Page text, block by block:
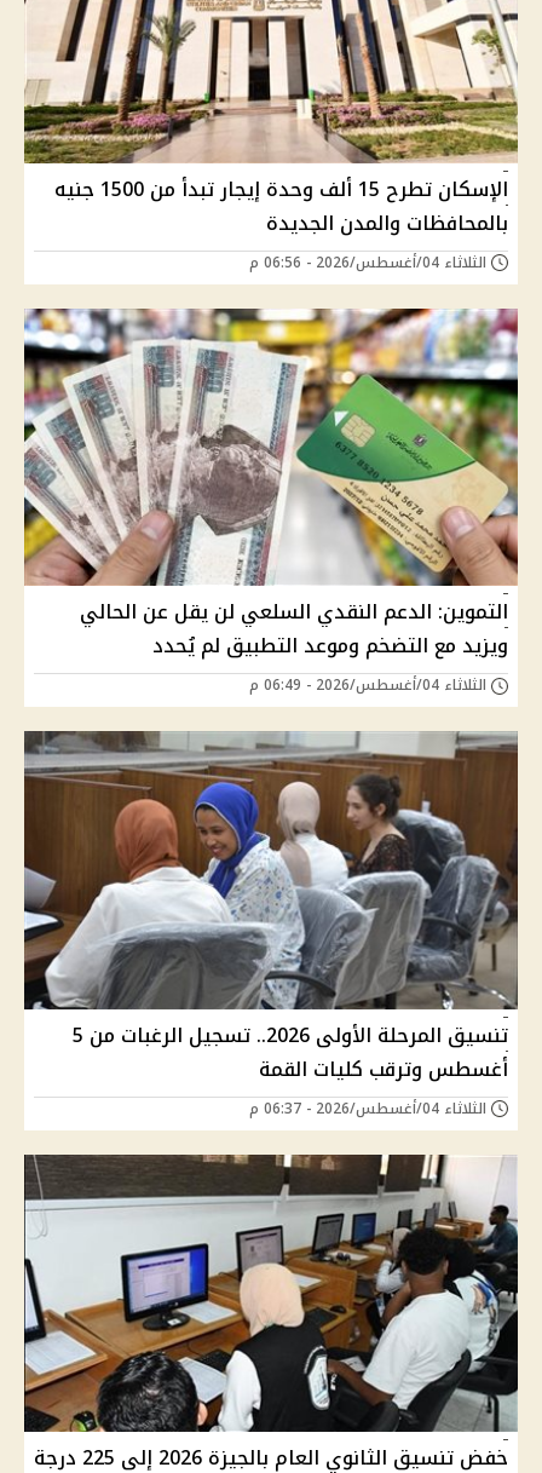
الإسكان تطرح 15 ألف وحدة إيجار تبدأ من 1500 جنيه
بالمحافظات والمدن الجديدة
الثلاثاء 04/أغسطس/2026 - 06:56 م
التموين: الدعم النقدي السلعي لن يقل عن الحالي
ويزيد مع التضخم وموعد التطبيق لم يُحدد
الثلاثاء 04/أغسطس/2026 - 06:49 م
تنسيق المرحلة الأولى 2026.. تسجيل الرغبات من 5
أغسطس وترقب كليات القمة
الثلاثاء 04/أغسطس/2026 - 06:37 م
خفض تنسيق الثانوي العام بالجيزة 2026 إلى 225 درجة